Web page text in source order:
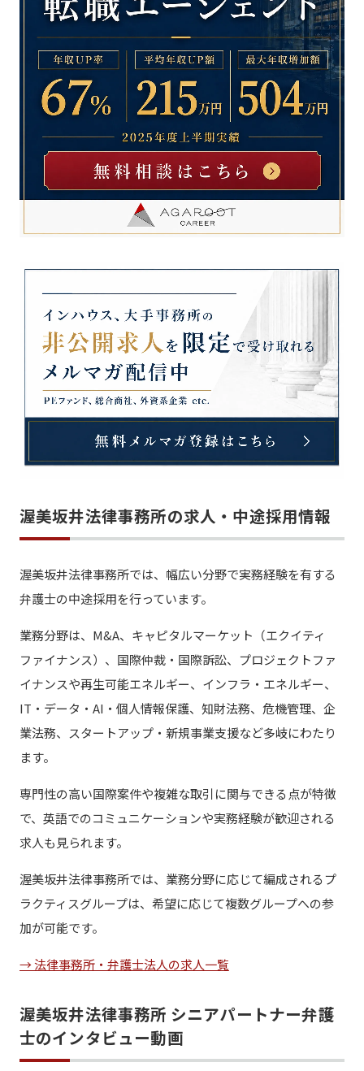
渥美坂井法律事務所の求人・中途採用情報
渥美坂井法律事務所では、幅広い分野で実務経験を有する
弁護士の中途採用を行っています。
業務分野は、M&A、キャピタルマーケット（エクイティ
ファイナンス）、国際仲裁・国際訴訟、プロジェクトファ
イナンスや再生可能エネルギー、インフラ・エネルギー、
IT・データ・AI・個人情報保護、知財法務、危機管理、企
業法務、スタートアップ・新規事業支援など多岐にわたり
ます。
専門性の高い国際案件や複雑な取引に関与できる点が特徴
で、英語でのコミュニケーションや実務経験が歓迎される
求人も見られます。
渥美坂井法律事務所では、業務分野に応じて編成されるプ
ラクティスグループは、希望に応じて複数グループへの参
加が可能です。
→ 法律事務所・弁護士法人の求人一覧
渥美坂井法律事務所 シニアパートナー弁護
士のインタビュー動画